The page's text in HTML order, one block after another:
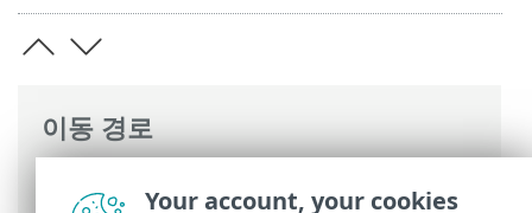
이동 경로
Your account, your cookies